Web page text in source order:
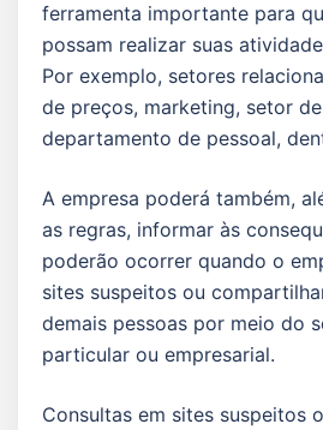
ferramenta importante para
possam realizar suas
Por exemplo, setores
de preços, marketing, setor
departamento de pessoal,
A empresa poderá também,
as regras, informar às
poderão ocorrer quando o
sites suspeitos ou
demais pessoas por meio do
particular ou empresarial.
Consultas em sites suspeitos